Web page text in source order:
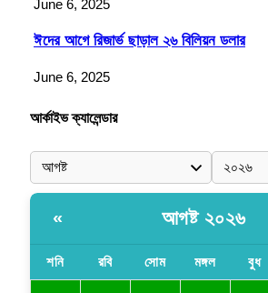
June 6, 2025
ঈদের আগে রিজার্ভ ছাড়াল ২৬ বিলিয়ন ডলার
June 6, 2025
আর্কাইভ ক্যালেন্ডার
« আগষ্ট ২০২৬
শনি রবি সোম মঙ্গল বুধ